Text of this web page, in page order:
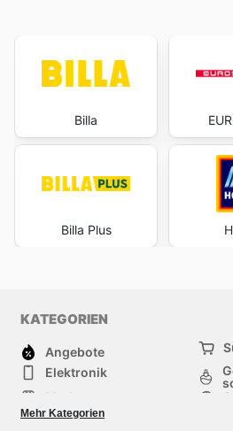
Billa
Billa Plus
KATEGORIEN
Angebote
Elektronik
Mode
Baumarkt
Mehr Kategorien